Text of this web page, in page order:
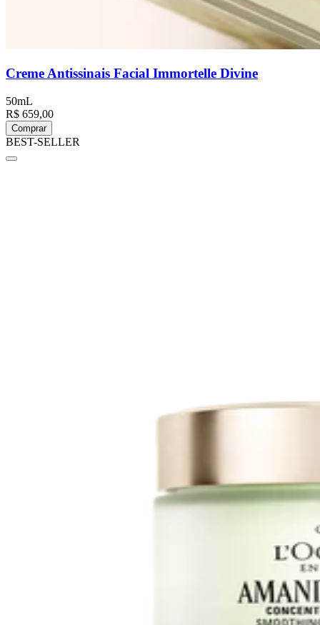
Creme Antissinais Facial Immortelle Divine
50mL
R$ 659,00
Comprar
BEST-SELLER